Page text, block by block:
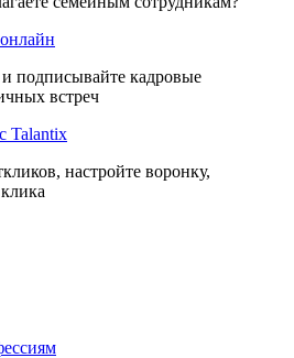
подписывайте кадровые
встреч
Talantix
настройте воронку,